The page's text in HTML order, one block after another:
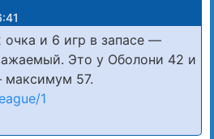
очка и 6 игр в запасе —
Это у Оболони 42 и
максимум 57.
1